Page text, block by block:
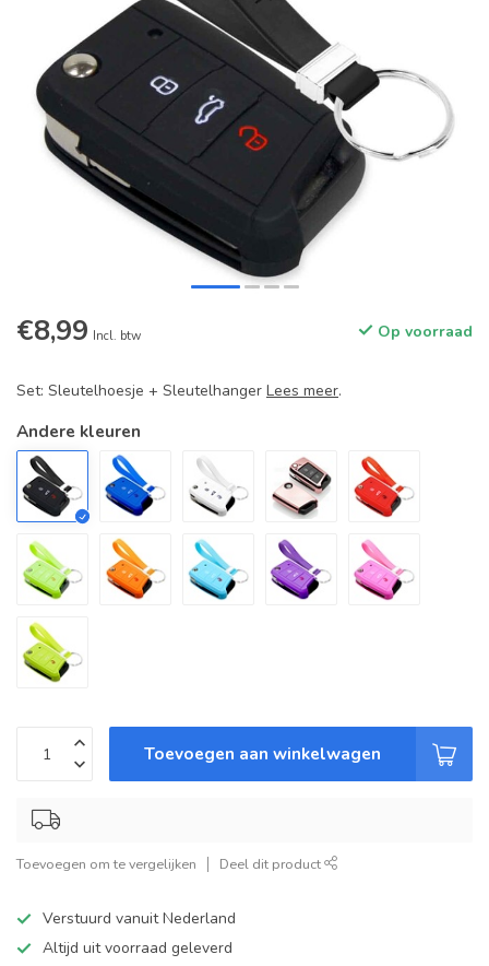
€8,99 Incl. btw Op voorraad
Set: Sleutelhoesje + Sleutelhanger Lees meer.
Andere kleuren
Toevoegen aan winkelwagen
Toevoegen om te vergelijken Deel dit product
Verstuurd vanuit Nederland
Altijd uit voorraad geleverd